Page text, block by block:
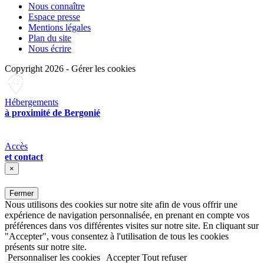
Nous connaître
Espace presse
Mentions légales
Plan du site
Nous écrire
Copyright 2026 - Gérer les cookies
Hébergements
à proximité de Bergonié
Accès
et contact
×
Fermer
Nous utilisons des cookies sur notre site afin de vous offrir une
expérience de navigation personnalisée, en prenant en compte vos
préférences dans vos différentes visites sur notre site. En cliquant sur
"Accepter", vous consentez à l'utilisation de tous les cookies
présents sur notre site.
Personnaliser les cookies
Accepter Tout refuser